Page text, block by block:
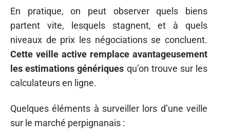
En pratique, on peut observer quels biens
partent vite, lesquels stagnent, et à quels
niveaux de prix les négociations se concluent.
Cette veille active remplace avantageusement
les estimations génériques qu’on trouve sur les
calculateurs en ligne.
Quelques éléments à surveiller lors d’une veille
sur le marché perpignanais :